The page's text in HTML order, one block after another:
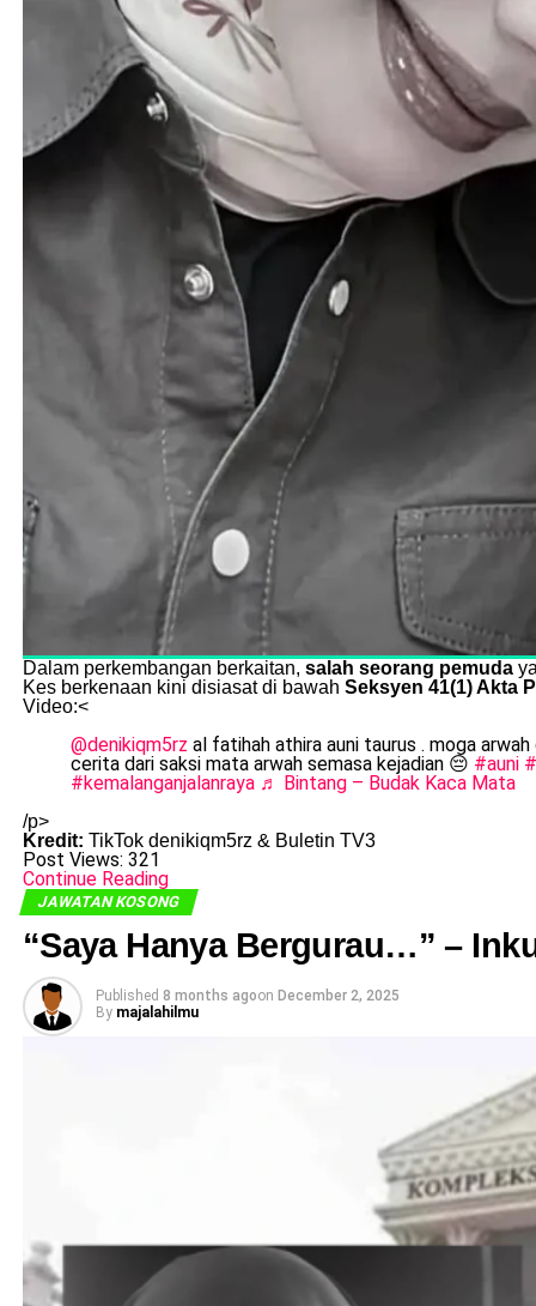
Dalam perkembangan berkaitan, salah seorang pemuda
Kes berkenaan kini disiasat di bawah Seksyen 41(1) Akta
Video:<
@denikiqm5rz al fatihah athira auni taurus . moga arwah
cerita dari saksi mata arwah semasa kejadian 😔 #auni
#kemalanganjalanraya ♬ Bintang – Budak Kaca Mata
/p>
Kredit: TikTok denikiqm5rz & Buletin TV3
Post Views: 321
Continue Reading
JAWATAN KOSONG
“Saya Hanya Bergurau…” –
Published 8 months agoon December 2, 2025
By majalahilmu